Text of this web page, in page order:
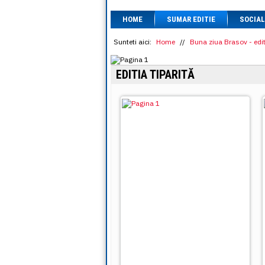
HOME SUMAR EDITIE SOCIAL
Sunteti aici: Home // Buna ziua Brasov -
EDITIA TIPARITĂ